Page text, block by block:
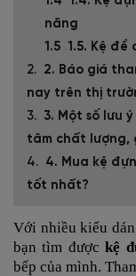
năng
1.5. Kệ để
2. Báo giá
nay trên thị
3. Một số lưu
tâm chất lượng,
4. Mua kệ
tốt nhất?
Với nhiều kiểu
bạn tìm đượckệ
bếp của mình.